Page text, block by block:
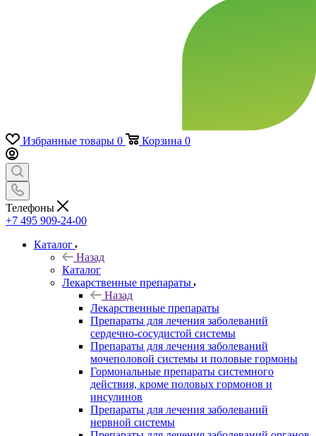
Избранные товары 0 Корзина 0
Телефоны
+7 495 909-24-00
Каталог
Назад
Каталог
Лекарственные препараты
Назад
Лекарственные препараты
Препараты для лечения заболеваний
сердечно-сосудистой системы
Препараты для лечения заболеваний
мочеполовой системы и половые гормоны
Гормональные препараты системного
действия, кроме половых гормонов и
инсулинов
Препараты для лечения заболеваний
нервной системы